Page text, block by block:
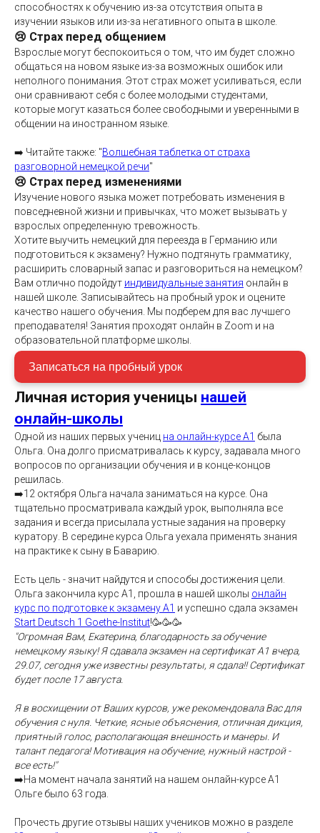
способностях к обучению из-за отсутствия опыта в
изучении языков или из-за негативного опыта в школе.
😢 Страх перед общением
Взрослые могут беспокоиться о том, что им будет сложно
общаться на новом языке из-за возможных ошибок или
неполного понимания. Этот страх может усиливаться, если
они сравнивают себя с более молодыми студентами,
которые могут казаться более свободными и уверенными в
общении на иностранном языке.
➡️ Читайте также: "Волшебная таблетка от страха
разговорной немецкой речи"
😢 Страх перед изменениями
Изучение нового языка может потребовать изменения в
повседневной жизни и привычках, что может вызывать у
взрослых определенную тревожность.
Хотите выучить немецкий для переезда в Германию или
подготовиться к экзамену? Нужно подтянуть грамматику,
расширить словарный запас и разговориться на немецком?
Вам отлично подойдут индивидуальные занятия онлайн в
нашей школе. Записывайтесь на пробный урок и оцените
качество нашего обучения. Мы подберем для вас лучшего
преподавателя! Занятия проходят онлайн в Zoom и на
образовательной платформе школы.
Записаться на пробный урок
Личная история ученицы нашей
онлайн-школы
Одной из наших первых учениц на онлайн-курсе А1 была
Ольга. Она долго присматривалась к курсу, задавала много
вопросов по организации обучения и в конце-концов
решилась.
➡️12 октября Ольга начала заниматься на курсе. Она
тщательно просматривала каждый урок, выполняла все
задания и всегда присылала устные задания на проверку
куратору. В середине курса Ольга уехала применять знания
на практике к сыну в Баварию.
Есть цель - значит найдутся и способы достижения цели.
Ольга закончила курс А1, прошла в нашей школы онлайн
курс по подготовке к экзамену А1 и успешно сдала экзамен
Start Deutsch 1 Goethe-Institut!🥳🥳🥳
"Огромная Вам, Екатерина, благодарность за обучение
немецкому языку! Я сдавала экзамен на сертификат А1 вчера,
29.07, сегодня уже известны результаты, я сдала!! Сертификат
будет после 17 августа.
Я в восхищении от Ваших курсов, уже рекомендовала Вас для
обучения с нуля. Четкие, ясные объяснения, отличная дикция,
приятный голос, располагающая внешность и манеры. И
талант педагога! Мотивация на обучение, нужный настрой -
все есть!"
➡️На момент начала занятий на нашем онлайн-курсе А1
Ольге было 63 года.
Прочесть другие отзывы наших учеников можно в разделе